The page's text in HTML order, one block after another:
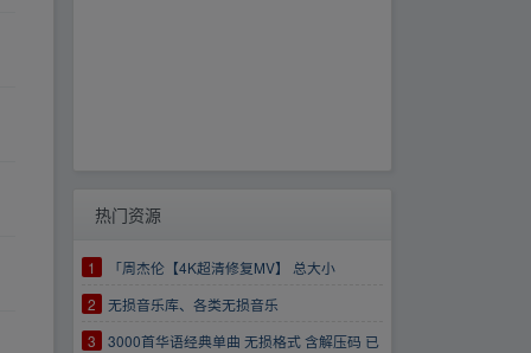
热门资源
1
「周杰伦【4K超清修复MV】 总大小
98.3GB」
2
无损音乐库、各类无损音乐
3
3000首华语经典单曲 无损格式 含解压码 已